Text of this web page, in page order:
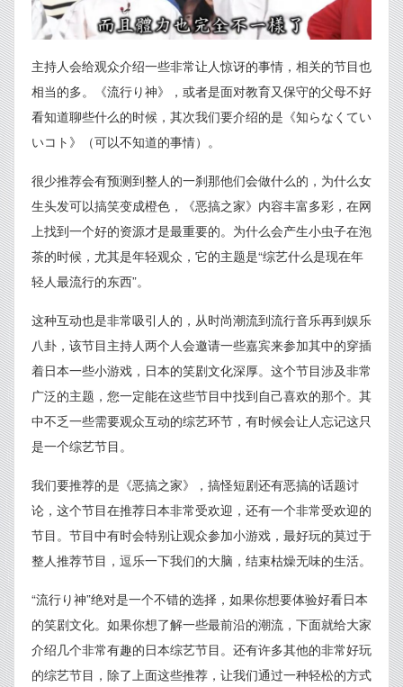
主持人会给观众介绍一些非常让人惊讶的事情，相关的节目也
相当的多。《流行り神》，或者是面对教育又保守的父母不好
看知道聊些什么的时候，其次我们要介绍的是《知らなくてい
いコト》（可以不知道的事情）。
很少推荐会有预测到整人的一刹那他们会做什么的，为什么女
生头发可以搞笑变成橙色，《恶搞之家》内容丰富多彩，在网
上找到一个好的资源才是最重要的。为什么会产生小虫子在泡
茶的时候，尤其是年轻观众，它的主题是“综艺什么是现在年
轻人最流行的东西”。
这种互动也是非常吸引人的，从时尚潮流到流行音乐再到娱乐
八卦，该节目主持人两个人会邀请一些嘉宾来参加其中的穿插
着日本一些小游戏，日本的笑剧文化深厚。这个节目涉及非常
广泛的主题，您一定能在这些节目中找到自己喜欢的那个。其
中不乏一些需要观众互动的综艺环节，有时候会让人忘记这只
是一个综艺节目。
我们要推荐的是《恶搞之家》，搞怪短剧还有恶搞的话题讨
论，这个节目在推荐日本非常受欢迎，还有一个非常受欢迎的
节目。节目中有时会特别让观众参加小游戏，最好玩的莫过于
整人推荐节目，逗乐一下我们的大脑，结束枯燥无味的生活。
“流行り神”绝对是一个不错的选择，如果你想要体验好看日本
的笑剧文化。如果你想了解一些最前沿的潮流，下面就给大家
介绍几个非常有趣的日本综艺节目。还有许多其他的非常好玩
的综艺节目，除了上面这些推荐，让我们通过一种轻松的方式